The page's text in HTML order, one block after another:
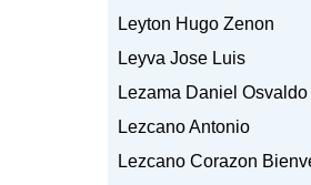
Leyton Hugo Zenon
Leyva Jose Luis
Lezama Daniel Osvaldo
Lezcano Antonio
Lezcano Corazon